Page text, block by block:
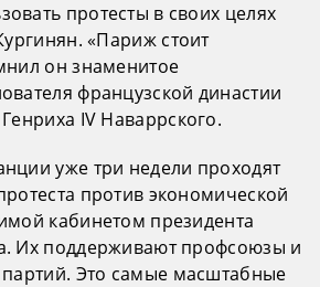
протесты в своих целях
«Париж стоит
он знаменитое
французской династии
IV Наваррского.
уже три недели проходят
против экономической
кабинетом президента
Их поддерживают профсоюзы и
партий. Это самые масштабные